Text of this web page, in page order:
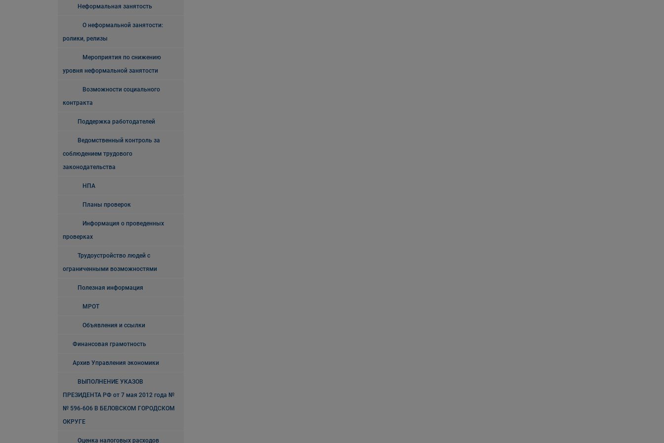
Неформальная занятость
О неформальной занятости:
ролики, релизы
Мероприятия по снижению
уровня неформальной занятости
Возможности социального
контракта
Поддержка работодателей
Ведомственный контроль за
соблюдением трудового
законодательства
НПА
Планы проверок
Информация о проведенных
проверках
Трудоустройство людей с
ограниченными возможностями
Полезная информация
МРОТ
Объявления и ссылки
Финансовая грамотность
Архив Управления экономики
ВЫПОЛНЕНИЕ УКАЗОВ
ПРЕЗИДЕНТА РФ от 7 мая 2012 года №
№ 596-606 В БЕЛОВСКОМ ГОРОДСКОМ
ОКРУГЕ
Оценка налоговых расходов